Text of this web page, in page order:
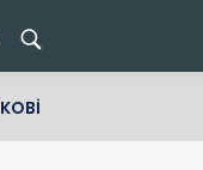
KOBİ